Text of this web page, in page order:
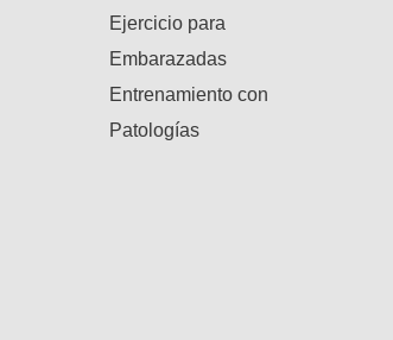
Ejercicio para
Embarazadas
Entrenamiento con
Patologías